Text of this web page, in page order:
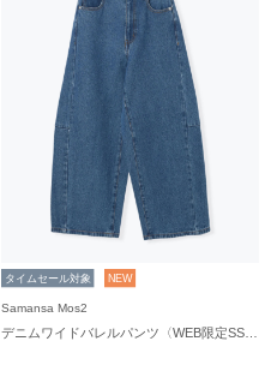
タイムセール対象 NEW
Samansa Mos2